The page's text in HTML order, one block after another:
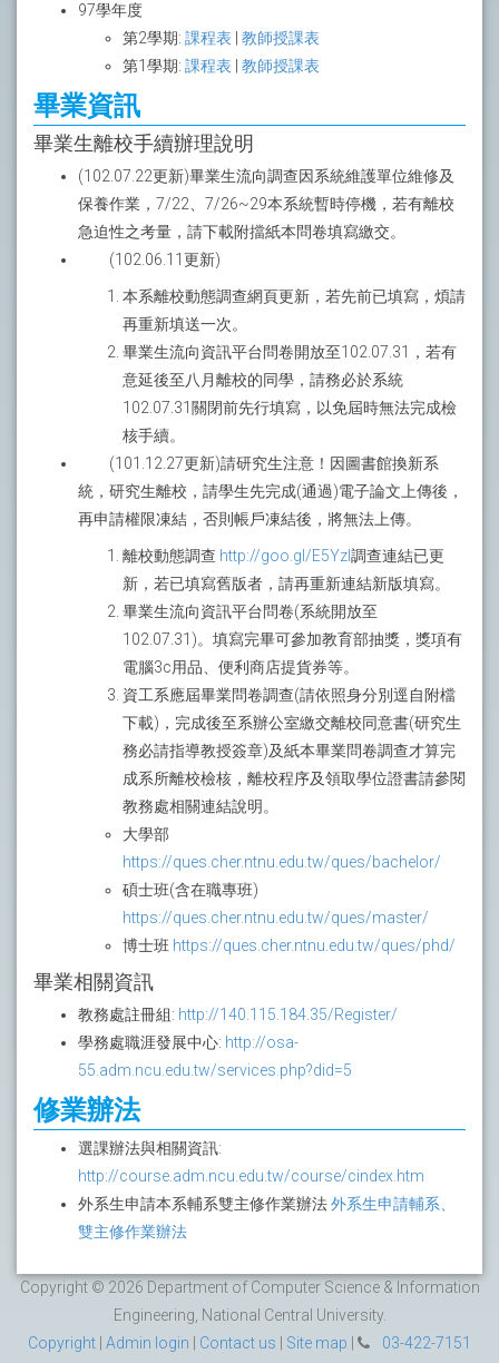
97學年度
第2學期: 課程表
教師授課表
第1學期: 課程表 教師授課表
畢業資訊
畢業生離校手續辦理說明
(102.07.22更新)畢業生流向調查因系統維護單位維修及
保養作業，7/22、7/26~29本系統暫時停機，若有離校
急迫性之考量，請下載附擋紙本問卷填寫繳交。
(102.06.11更新)
本系離校動態調查網頁更新，若先前已填寫，煩請
再重新填送一次。
畢業生流向資訊平台問卷開放至102.07.31，若有
意延後至八月離校的同學，請務必於系統
102.07.31關閉前先行填寫，以免屆時無法完成檢
核手續。
(101.12.27更新)請研究生注意！因圖書館換新系
統，研究生離校，請學生先完成(通過)電子論文上傳後，
再申請權限凍結，否則帳戶凍結後，將無法上傳。
離校動態調查 http://goo.gl/E5Yzl調查連結已更
新，若已填寫舊版者，請再重新連結新版填寫。
畢業生流向資訊平台問卷(系統開放至
102.07.31)。填寫完畢可參加教育部抽獎，獎項有
電腦3c用品、便利商店提貨券等。
資工系應屆畢業問卷調查(請依照身分別逕自附檔
下載)，完成後至系辦公室繳交離校同意書(研究生
務必請指導教授簽章)及紙本畢業問卷調查才算完
成系所離校檢核，離校程序及領取學位證書請參閱
教務處相關連結說明。
大學部
https://ques.cher.ntnu.edu.tw/ques/bachelor/
碩士班(含在職專班)
https://ques.cher.ntnu.edu.tw/ques/master/
博士班 https://ques.cher.ntnu.edu.tw/ques/phd/
畢業相關資訊
教務處註冊組: http://140.115.184.35/Register/
學務處職涯發展中心: http://osa-
55.adm.ncu.edu.tw/services.php?did=5
修業辦法
選課辦法與相關資訊:
http://course.adm.ncu.edu.tw/course/cindex.htm
外系生申請本系輔系雙主修作業辦法外系生申請輔系、
雙主修作業辦法
Copyright © 2026 Department of Computer Science & Information
Engineering, National Central University.
Copyright Admin login Contact us Site map
03-422-7151